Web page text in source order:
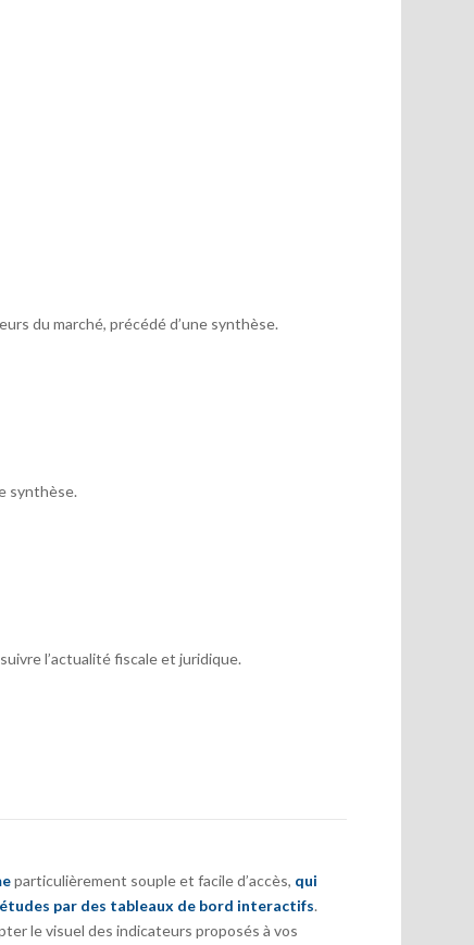
du marché, précédé d’une synthèse.
synthèse.
l’actualité fiscale et juridique.
particulièrement souple et facile d’accès, qui
par des tableaux de bord interactifs.
le visuel des indicateurs proposés à vos